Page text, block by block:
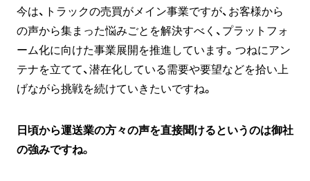
今は、トラックの売買がメイン事業ですが、お客様から
の声から集まった悩みごとを解決すべく、プラットフォ
ーム化に向けた事業展開を推進しています。つねにアン
テナを立てて、潜在化している需要や要望などを拾い上
げながら挑戦を続けていきたいですね。
日頃から運送業の方々の声を直接聞けるというのは御社
の強みですね。